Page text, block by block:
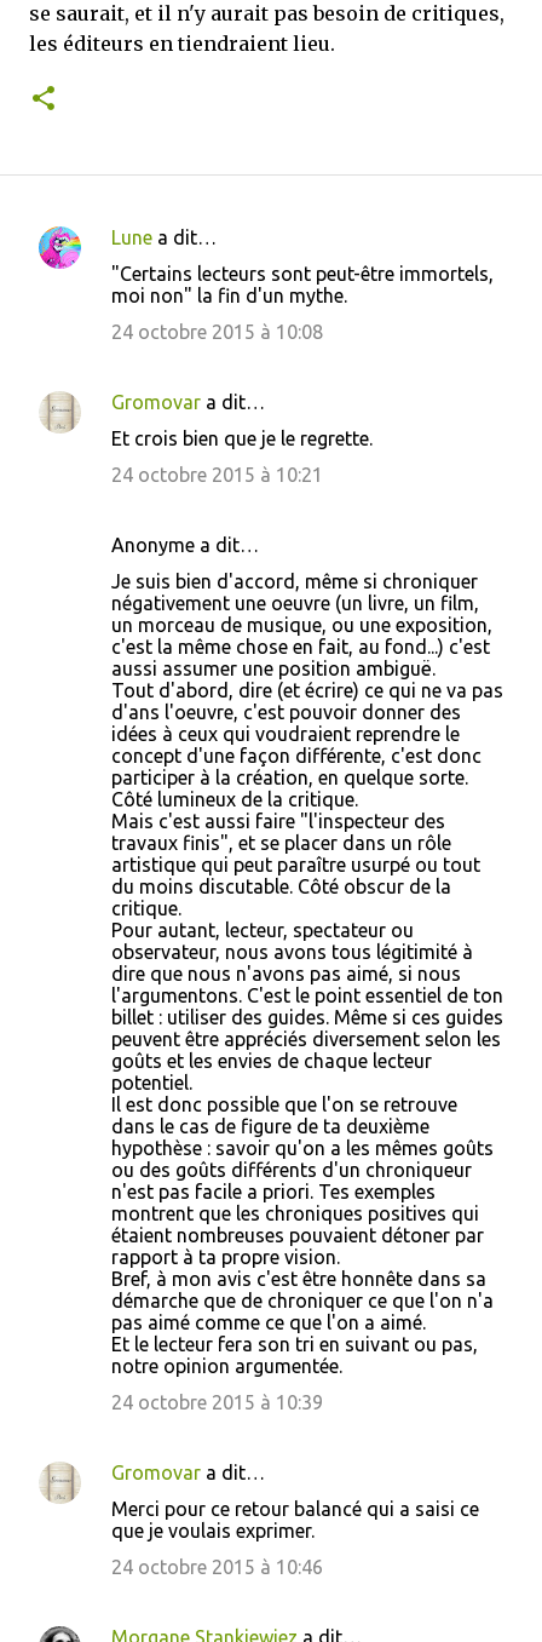
se saurait, et il n'y aurait pas besoin de critiques,
les éditeurs en tiendraient lieu.
C
e
n
Lune a dit…
"Certains lecteurs sont peut-être immortels,
moi non" la fin d'un mythe.
24 octobre 2015 à 10:08
Gromovar a dit…
Et crois bien que je le regrette.
24 octobre 2015 à 10:21
Anonyme a dit…
Je suis bien d'accord, même si chroniquer
négativement une oeuvre (un livre, un film,
un morceau de musique, ou une exposition,
c'est la même chose en fait, au fond...) c'est
aussi assumer une position ambiguë.
Tout d'abord, dire (et écrire) ce qui ne va pas
d'ans l'oeuvre, c'est pouvoir donner des
idées à ceux qui voudraient reprendre le
concept d'une façon différente, c'est donc
participer à la création, en quelque sorte.
Côté lumineux de la critique.
Mais c'est aussi faire "l'inspecteur des
travaux finis", et se placer dans un rôle
artistique qui peut paraître usurpé ou tout
du moins discutable. Côté obscur de la
critique.
Pour autant, lecteur, spectateur ou
observateur, nous avons tous légitimité à
dire que nous n'avons pas aimé, si nous
l'argumentons. C'est le point essentiel de ton
billet : utiliser des guides. Même si ces guides
peuvent être appréciés diversement selon les
goûts et les envies de chaque lecteur
potentiel.
Il est donc possible que l'on se retrouve
dans le cas de figure de ta deuxième
hypothèse : savoir qu'on a les mêmes goûts
ou des goûts différents d'un chroniqueur
n'est pas facile a priori. Tes exemples
montrent que les chroniques positives qui
étaient nombreuses pouvaient détoner par
rapport à ta propre vision.
Bref, à mon avis c'est être honnête dans sa
démarche que de chroniquer ce que l'on n'a
pas aimé comme ce que l'on a aimé.
Et le lecteur fera son tri en suivant ou pas,
notre opinion argumentée.
24 octobre 2015 à 10:39
Gromovar a dit…
Merci pour ce retour balancé qui a saisi ce
que je voulais exprimer.
24 octobre 2015 à 10:46
Morgane Stankiewiez a dit…